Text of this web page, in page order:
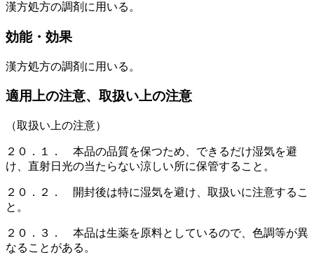
漢方処方の調剤に用いる。
効能・効果
漢方処方の調剤に用いる。
適用上の注意、取扱い上の注意
（取扱い上の注意）
２０．１． 本品の品質を保つため、できるだけ湿気を避
け、直射日光の当たらない涼しい所に保管すること。
２０．２． 開封後は特に湿気を避け、取扱いに注意するこ
と。
２０．３． 本品は生薬を原料としているので、色調等が異
なることがある。